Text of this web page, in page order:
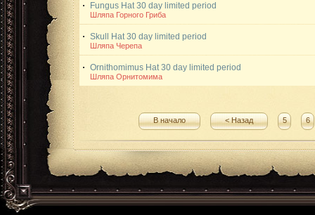
Fungus Hat30 day limited period
Шляпа Горного Гриба
Skull Hat30 day limited period
Шляпа Черепа
Ornithomimus Hat30 day limited period
Шляпа Орнитомима
В начало < Назад 5 6